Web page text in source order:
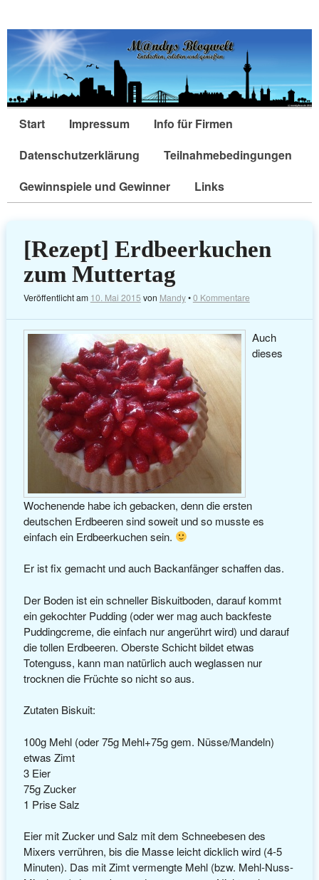
Start Impressum
Info für Firmen
Datenschutzerklärung
Teilnahmebedingungen
Gewinnspiele und Gewinner
Links
[Rezept] Erdbeerkuchen
zum Muttertag
Veröffentlicht am 10. Mai 2015 von Mandy•0 Kommentare
Auch
dieses
Wochenende habe ich gebacken, denn die ersten
deutschen Erdbeeren sind soweit und so musste es
einfach ein Erdbeerkuchen sein.
Er ist fix gemacht und auch Backanfänger schaffen das.
Der Boden ist ein schneller Biskuitboden, darauf kommt
ein gekochter Pudding (oder wer mag auch backfeste
Puddingcreme, die einfach nur angerührt wird) und darauf
die tollen Erdbeeren. Oberste Schicht bildet etwas
Totenguss, kann man natürlich auch weglassen nur
trocknen die Früchte so nicht so aus.
Zutaten Biskuit:
100g Mehl (oder 75g Mehl+75g gem. Nüsse/Mandeln)
etwas Zimt
3 Eier
75g Zucker
1 Prise Salz
Eier mit Zucker und Salz mit dem Schneebesen des
Mixers verrühren, bis die Masse leicht dicklich wird (4-5
Minuten). Das mit Zimt vermengte Mehl (bzw. Mehl-Nuss-